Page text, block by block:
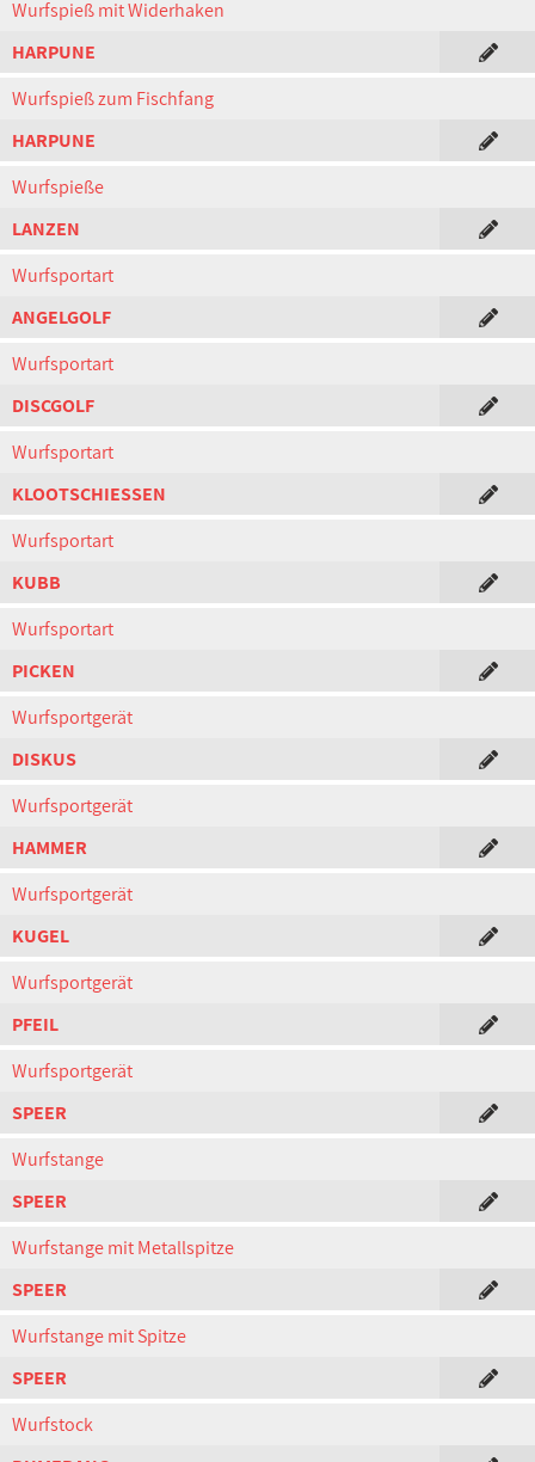
Wurfspieß mit Widerhaken
HARPUNE
Wurfspieß zum Fischfang
HARPUNE
Wurfspieße
LANZEN
Wurfsportart
ANGELGOLF
Wurfsportart
DISCGOLF
Wurfsportart
KLOOTSCHIESSEN
Wurfsportart
KUBB
Wurfsportart
PICKEN
Wurfsportgerät
DISKUS
Wurfsportgerät
HAMMER
Wurfsportgerät
KUGEL
Wurfsportgerät
PFEIL
Wurfsportgerät
SPEER
Wurfstange
SPEER
Wurfstange mit Metallspitze
SPEER
Wurfstange mit Spitze
SPEER
Wurfstock